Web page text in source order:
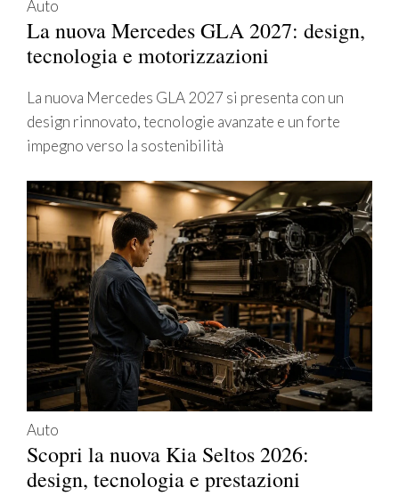
Auto
La nuova Mercedes GLA 2027: design,
tecnologia e motorizzazioni
La nuova Mercedes GLA 2027 si presenta con un
design rinnovato, tecnologie avanzate e un forte
impegno verso la sostenibilità
Auto
Scopri la nuova Kia Seltos 2026:
design, tecnologia e prestazioni